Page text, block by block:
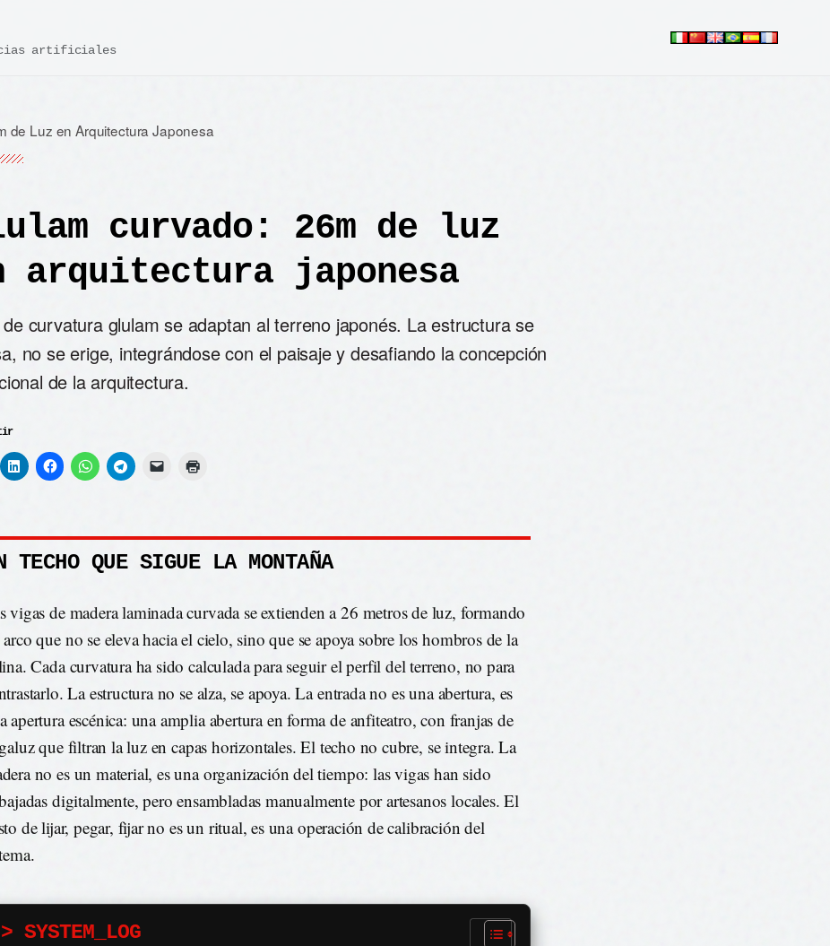
artificiales
de Luz en Arquitectura Japonesa
curvado: 26m de luz
arquitectura japonesa
curvatura glulam se adaptan al terreno japonés. La estructura se
no se erige, integrándose con el paisaje y desafiando la concepción
de la arquitectura.
TECHO QUE SIGUE LA MONTAÑA
vigas de madera laminada curvada se extienden a 26 metros de luz, formando
que no se eleva hacia el cielo, sino que se apoya sobre los hombros de la
Cada curvatura ha sido calculada para seguir el perfil del terreno, no para
La estructura no se alza, se apoya. La entrada no es una abertura, es
apertura escénica: una amplia abertura en forma de anfiteatro, con franjas de
que filtran la luz en capas horizontales. El techo no cubre, se integra. La
no es un material, es una organización del tiempo: las vigas han sido
digitalmente, pero ensambladas manualmente por artesanos locales. El
de lijar, pegar, fijar no es un ritual, es una operación de calibración del
> SYSTEM_LOG